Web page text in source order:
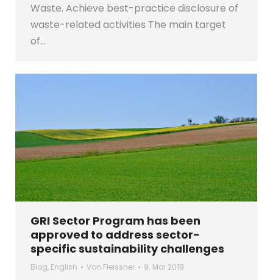
Waste. Achieve best-practice disclosure of
waste-related activities The main target
of…
GRI Sector Program has been
approved to address sector-
specific sustainability challenges
Blog, English Von Fleissner 9. Mai 2019